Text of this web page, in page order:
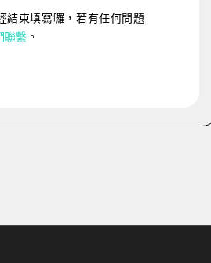
結束填寫囉，若有任何問題
聯繫 。